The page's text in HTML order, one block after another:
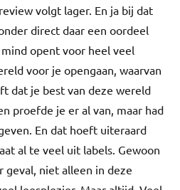
volgt lager. En ja bij dat
direct daar een oordeel
opent voor heel veel
voor je opengaan, waarvan
dat je best van deze wereld
proefde je er al van, maar had
En dat hoeft uiteraard
al te veel uit labels. Gewoon
geval, niet alleen in deze